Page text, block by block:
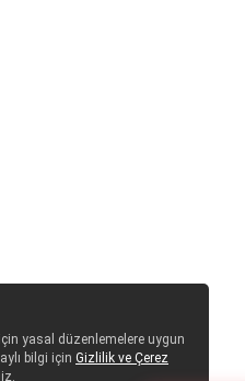
yasal düzenlemelere uygun
bilgi için Gizlilik ve Çerez